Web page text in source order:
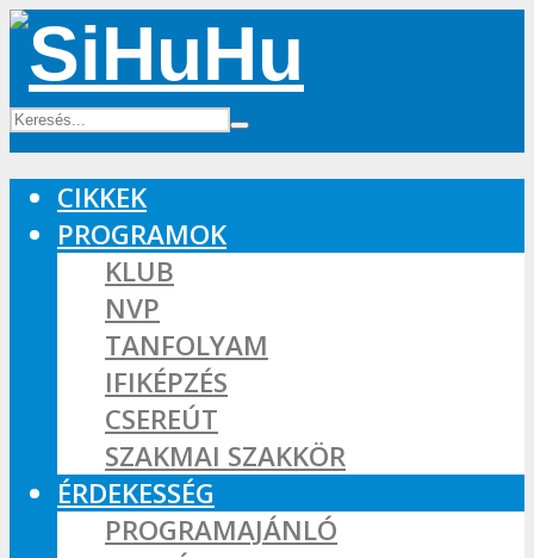
CIKKEK
PROGRAMOK
KLUB
NVP
TANFOLYAM
IFIKÉPZÉS
CSEREÚT
SZAKMAI SZAKKÖR
ÉRDEKESSÉG
PROGRAMAJÁNLÓ